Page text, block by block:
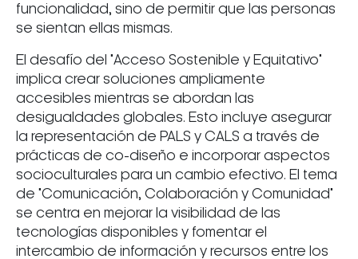
funcionalidad, sino de permitir que las personas
se sientan ellas mismas.
El desafío del "Acceso Sostenible y Equitativo"
implica crear soluciones ampliamente
accesibles mientras se abordan las
desigualdades globales. Esto incluye asegurar
la representación de PALS y CALS a través de
prácticas de co-diseño e incorporar aspectos
socioculturales para un cambio efectivo. El tema
de "Comunicación, Colaboración y Comunidad"
se centra en mejorar la visibilidad de las
tecnologías disponibles y fomentar el
intercambio de información y recursos entre los